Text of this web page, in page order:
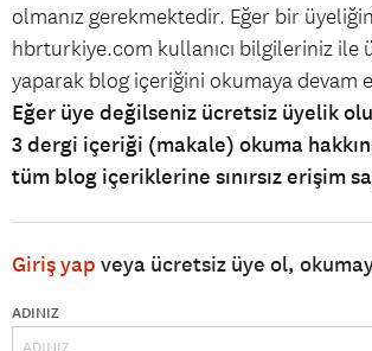
olmanız gerekmektedir. Eğer bir
hbrturkiye.com kullanıcı bilgileriniz ile
yaparak blog içeriğini okumaya devam
Eğer üye değilseniz ücretsiz üyelik
3 dergi içeriği (makale) okuma
tüm blog içeriklerine sınırsız erişim
Giriş yap veya ücretsiz üye ol,
ADINIZ